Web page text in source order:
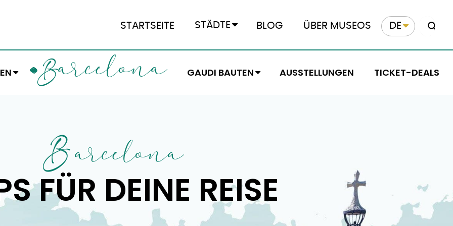
STARTSEITE STÄDTE BLOG ÜBER MUSEOS DE
BARCELONA GAUDI BAUTEN AUSSTELLUNGEN TICKET-DEALS
B ARCELONA
FÜR DEINE REISE